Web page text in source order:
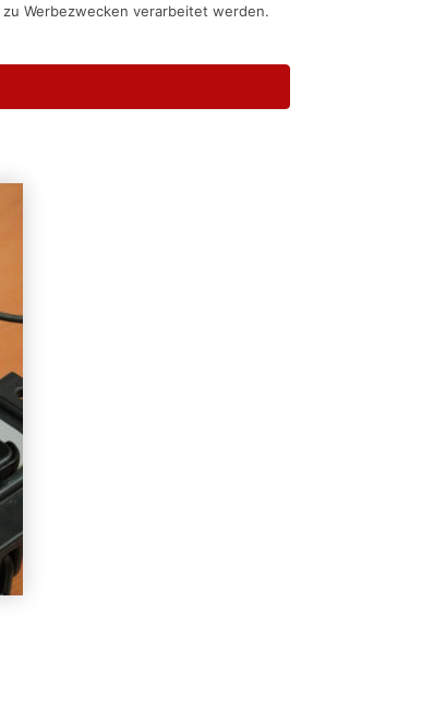
Werbezwecken verarbeitet werden.